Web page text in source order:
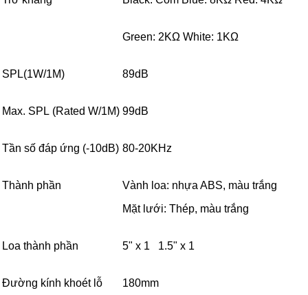
Green: 2KΩ White: 1KΩ
SPL(1W/1M) 89dB
Max. SPL (Rated W/1M) 99dB
Tần số đáp ứng (-10dB) 80-20KHz
Thành phần
Vành loa: nhựa ABS, màu trắng
Mặt lưới: Thép, màu trắng
Loa thành phần 5" x 1 1.5" x 1
Đường kính khoét lỗ 180mm